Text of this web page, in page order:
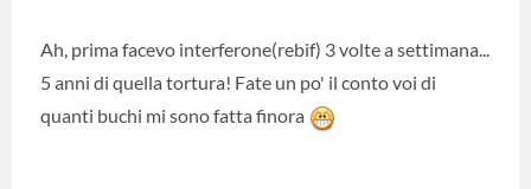
Ah, prima facevo interferone(rebif) 3 volte a settimana...
5 anni di quella tortura! Fate un po' il conto voi di
quanti buchi mi sono fatta finora